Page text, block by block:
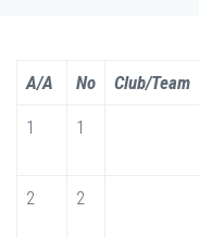
A/A No Club/Team
1 1
2 2